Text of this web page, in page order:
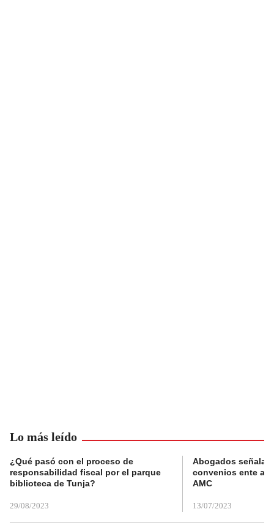
Lo más leído
¿Qué pasó con el proceso de
responsabilidad fiscal por el parque
biblioteca de Tunja?
29/08/2023
Abogados
convenios ente
AMC
13/07/2023